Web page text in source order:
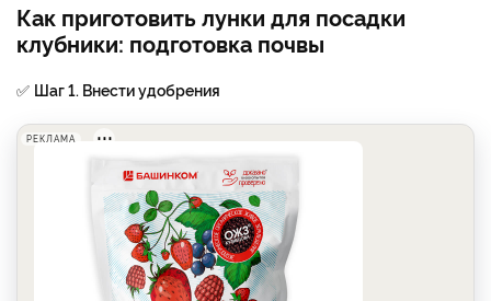
Как приготовить лунки для посадки
клубники: подготовка почвы
✅ Шаг 1. Внести удобрения
РЕКЛАМА